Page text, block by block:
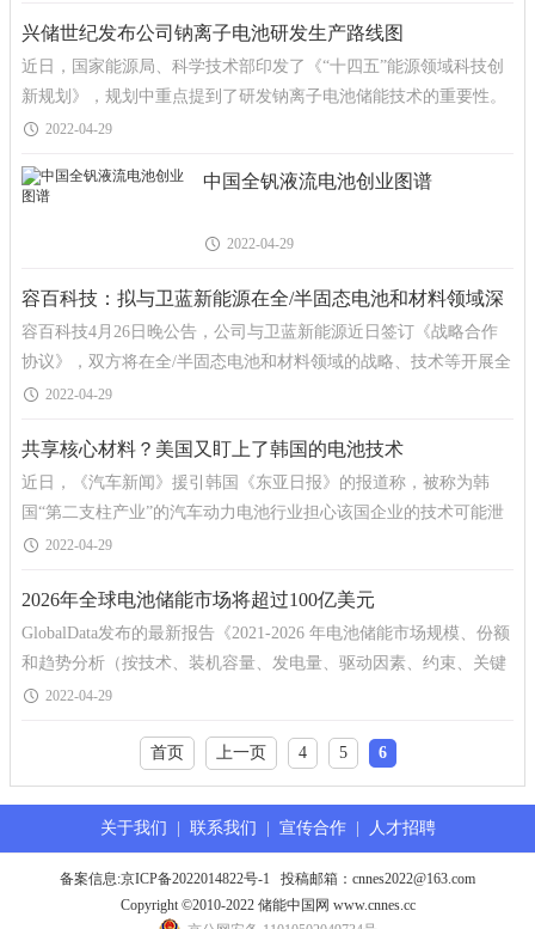
兴储世纪发布公司钠离子电池研发生产路线图
近日，国家能源局、科学技术部印发了《“十四五”能源领域科技创
新规划》，规划中重点提到了研发钠离子电池储能技术的重要性。
兴储世纪科技股份有限公司成立于2007年
2022-04-29
中国全钒液流电池创业图谱
2022-04-29
容百科技：拟与卫蓝新能源在全/半固态电池和材料领域深
度合作
容百科技4月26日晚公告，公司与卫蓝新能源近日签订《战略合作
协议》，双方将在全/半固态电池和材料领域的战略、技术等开展全
面深度合作，推动双方在混合固液锂离子电池与全固态锂
2022-04-29
共享核心材料？美国又盯上了韩国的电池技术
近日，《汽车新闻》援引韩国《东亚日报》的报道称，被称为韩
国“第二支柱产业”的汽车动力电池行业担心该国企业的技术可能泄
露给美国。据了解，韩国三大电池厂商在赴美
2022-04-29
2026年全球电池储能市场将超过100亿美元
GlobalData发布的最新报告《2021-2026 年电池储能市场规模、份额
和趋势分析（按技术、装机容量、发电量、驱动因素、约束、关键
参与者和预测）》显示，2026 年全球电池储能预计将
2022-04-29
首页 上一页 4 5 6
关于我们 | 联系我们 | 宣传合作 | 人才招聘
备案信息:京ICP备2022014822号-1
投稿邮箱：cnnes2022@163.com
Copyright ©2010-2022 储能中国网 www.cnnes.cc